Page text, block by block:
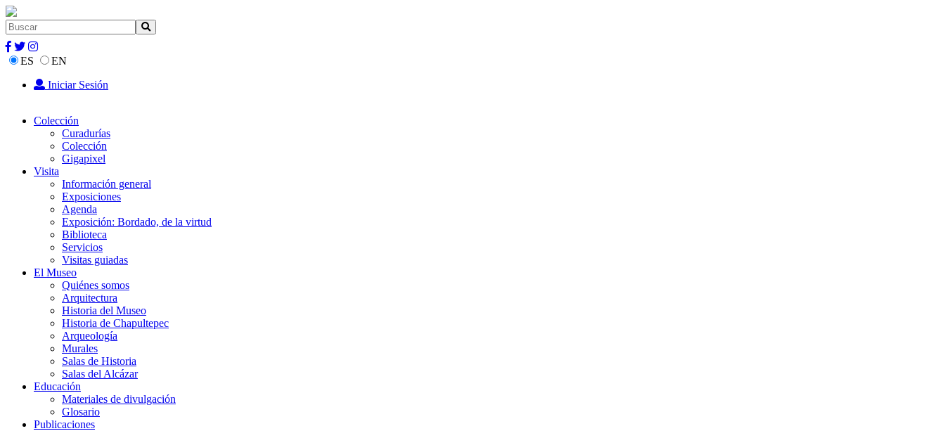
ES
EN
Iniciar Sesión
Colección
Curadurías
Colección
Gigapixel
Visita
Información general
Exposiciones
Agenda
Exposición: Bordado, de la virtud
Biblioteca
Servicios
Visitas guiadas
El Museo
Quiénes somos
Arquitectura
Historia del Museo
Historia de Chapultepec
Arqueología
Murales
Salas de Historia
Salas del Alcázar
Educación
Materiales de divulgación
Glosario
Publicaciones